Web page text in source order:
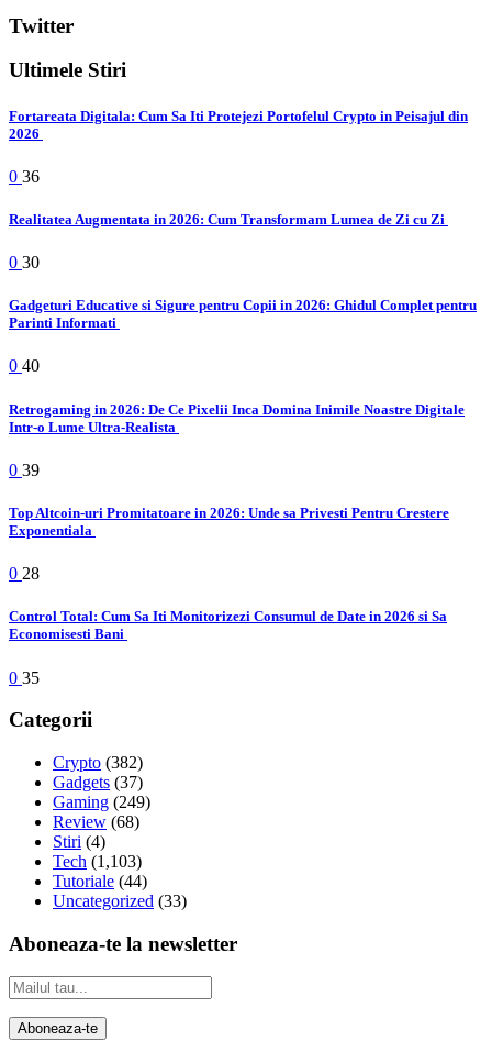
Twitter
Ultimele Stiri
Fortareata Digitala: Cum Sa Iti Protejezi Portofelul Crypto in Peisajul din
2026
0 36
Realitatea Augmentata in 2026: Cum Transformam Lumea de Zi cu Zi
0 30
Gadgeturi Educative si Sigure pentru Copii in 2026: Ghidul Complet pentru
Parinti Informati
0 40
Retrogaming in 2026: De Ce Pixelii Inca Domina Inimile Noastre Digitale
Intr-o Lume Ultra-Realista
0 39
Top Altcoin-uri Promitatoare in 2026: Unde sa Privesti Pentru Crestere
Exponentiala
0 28
Control Total: Cum Sa Iti Monitorizezi Consumul de Date in 2026 si Sa
Economisesti Bani
0 35
Categorii
Crypto (382)
Gadgets (37)
Gaming (249)
Review (68)
Stiri (4)
Tech (1,103)
Tutoriale (44)
Uncategorized (33)
Aboneaza-te la newsletter